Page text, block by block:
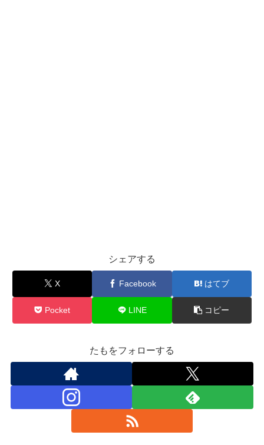
シェアする
X Facebook はてブ
Pocket LINE コピー
たもをフォローする